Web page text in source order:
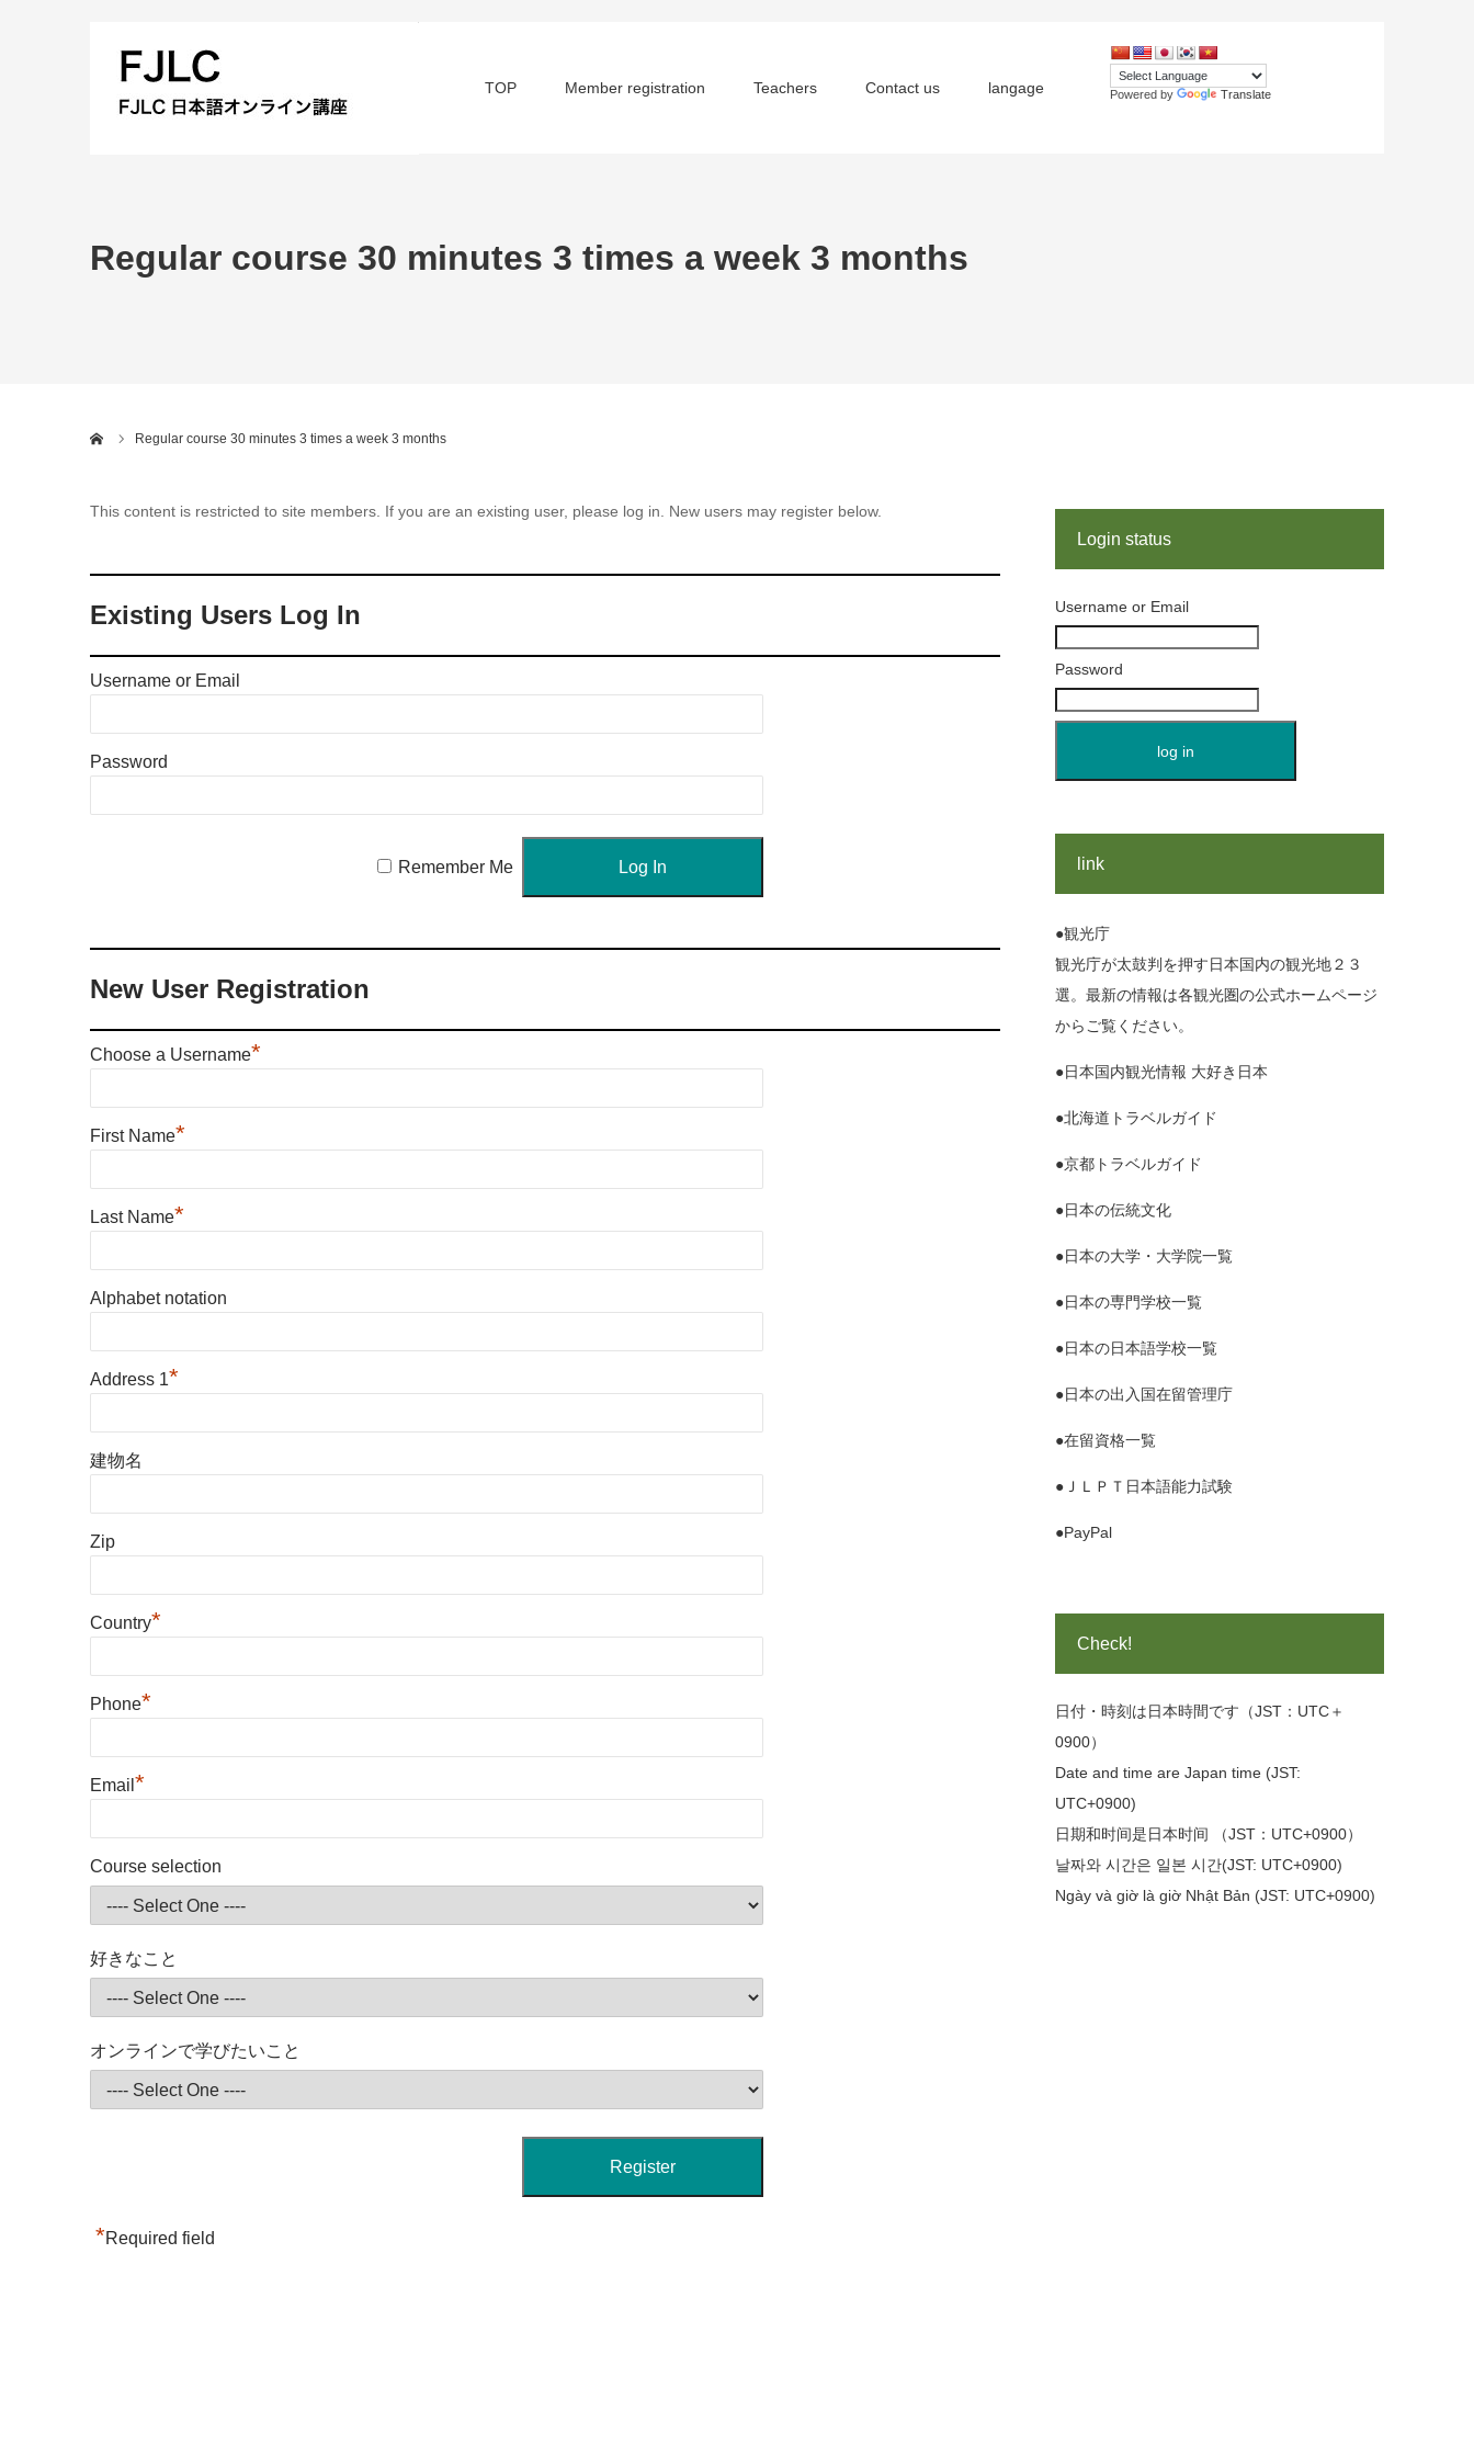
TOP Member registration Teachers Contact us langage Powered by Translate
Regular course 30 minutes 3 times a week 3 months
Regular course 30 minutes 3 times a week 3 months
This content is restricted to site members. If you are an existing user, please log in. New users may register below.
Existing Users Log In
Username or Email
Password
Remember Me
New User Registration
Choose a Username*
First Name*
Last Name*
Alphabet notation
Address 1*
建物名
Zip
Country*
Phone*
Email *
Course selection
好きなこと
オンラインで学びたいこと
*Required field
Login status
Username or Email
Password
link
●観光庁
観光庁が太鼓判を押す日本国内の観光地２３
選。最新の情報は各観光圏の公式ホームページ
からご覧ください。
●日本国内観光情報 大好き日本
●北海道トラベルガイド
●京都トラベルガイド
●日本の伝統文化
●日本の大学・大学院一覧
●日本の専門学校一覧
●日本の日本語学校一覧
●日本の出入国在留管理庁
●在留資格一覧
●ＪＬＰＴ日本語能力試験
●PayPal
Check!
日付・時刻は日本時間です（JST：UTC＋
0900）
Date and time are Japan time (JST:
UTC+0900)
日期和时间是日本时间 （JST：UTC+0900）
날짜와 시간은 일본 시간(JST: UTC+0900)
Ngày và giờ là giờ Nhật Bản (JST: UTC+0900)